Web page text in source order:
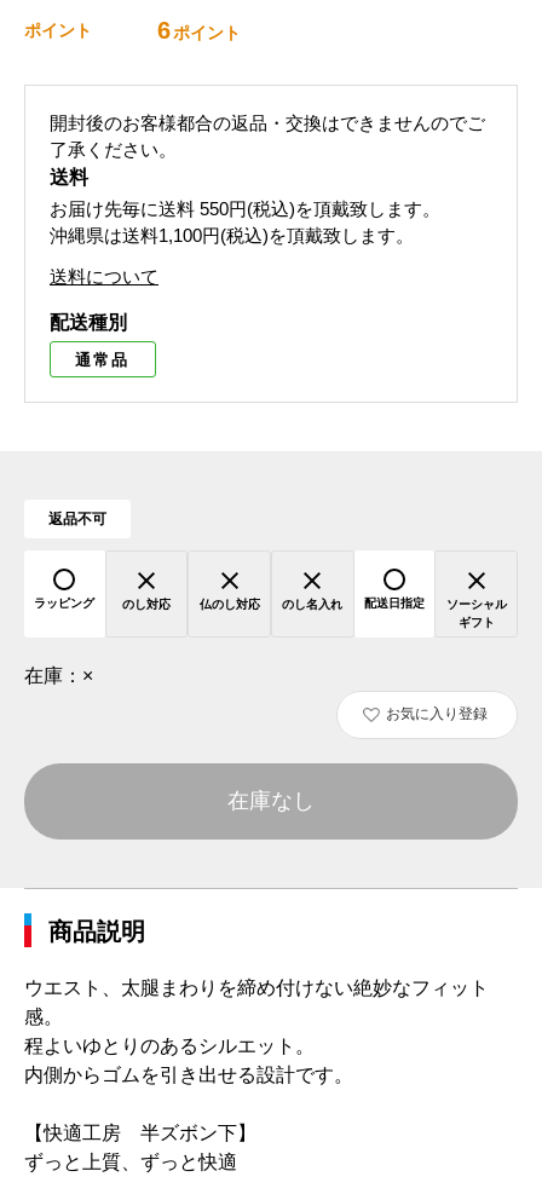
ポイント 6ポイント
開封後のお客様都合の返品・交換はできませんのでご
了承ください。
送料
お届け先毎に送料 550円(税込)を頂戴致します。
沖縄県は送料1,100円(税込)を頂戴致します。
送料について
配送種別
通常品
返品不可
ラッピング のし対応 仏のし対応 のし名入れ 配送日指定
ソーシャル
ギフト
在庫： ×
お気に入り登録
在庫なし
商品説明
ウエスト、太腿まわりを締め付けない絶妙なフィット
感。
程よいゆとりのあるシルエット。
内側からゴムを引き出せる設計です。
【快適工房 半ズボン下】
ずっと上質、ずっと快適